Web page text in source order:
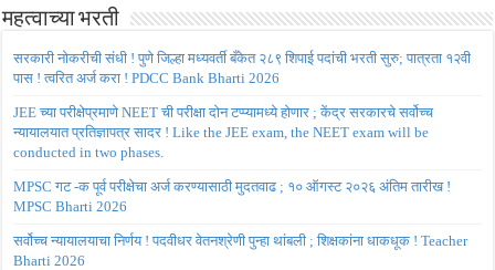
महत्वाच्या भरती
सरकारी नोकरीची संधी ! पुणे जिल्हा मध्यवर्ती बँकेत २८९ शिपाई पदांची भरती सुरु; पात्रता १२वी
पास ! त्वरित अर्ज करा ! PDCC Bank Bharti 2026
JEE च्या परीक्षेप्रमाणे NEET ची परीक्षा दोन टप्प्यामध्ये होणार ; केंद्र सरकारचे सर्वोच्च
न्यायालयात प्रतिज्ञापत्र सादर ! Like the JEE exam, the NEET exam will be
conducted in two phases.
MPSC गट -क पूर्व परीक्षेचा अर्ज करण्यासाठी मुदतवाढ ; १० ऑगस्ट २०२६ अंतिम तारीख !
MPSC Bharti 2026
सर्वोच्च न्यायालयाचा निर्णय ! पदवीधर वेतनश्रेणी पुन्हा थांबली ; शिक्षकांना धाकधूक ! Teacher
Bharti 2026